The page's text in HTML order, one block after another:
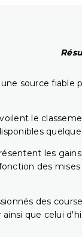
source fiable
le
les
des
des
que celui